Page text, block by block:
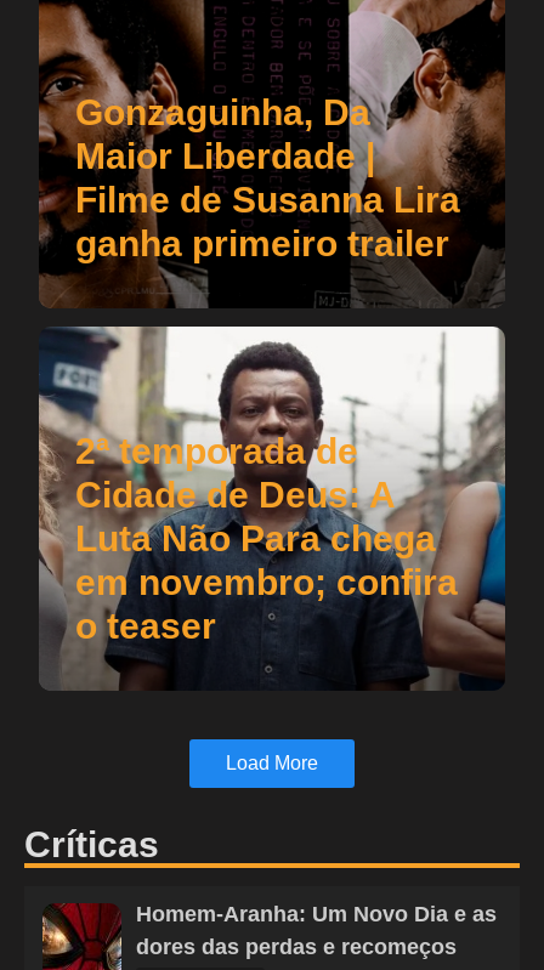
Gonzaguinha, Da
Maior Liberdade |
Filme de Susanna Lira
ganha primeiro trailer
2ª temporada de
Cidade de Deus: A
Luta Não Para chega
em novembro; confira
o teaser
Load More
Críticas
Homem-Aranha: Um Novo Dia e as
dores das perdas e recomeços